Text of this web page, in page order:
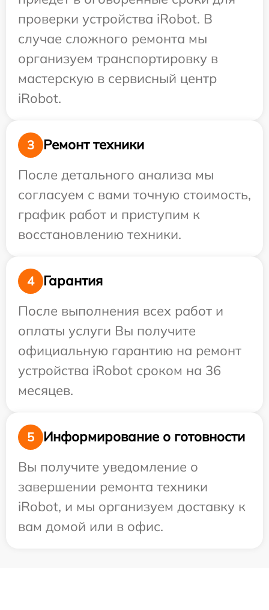
проверки устройства iRobot. В
случае сложного ремонта мы
организуем транспортировку в
мастерскую в сервисный центр
iRobot.
3
Ремонт техники
После детального анализа мы
согласуем с вами точную стоимость,
график работ и приступим к
восстановлению техники.
4
Гарантия
После выполнения всех работ и
оплаты услуги Вы получите
официальную гарантию на ремонт
устройства iRobot сроком на 36
месяцев.
5
Информирование о готовности
Вы получите уведомление о
завершении ремонта техники
iRobot, и мы организуем доставку к
вам домой или в офис.